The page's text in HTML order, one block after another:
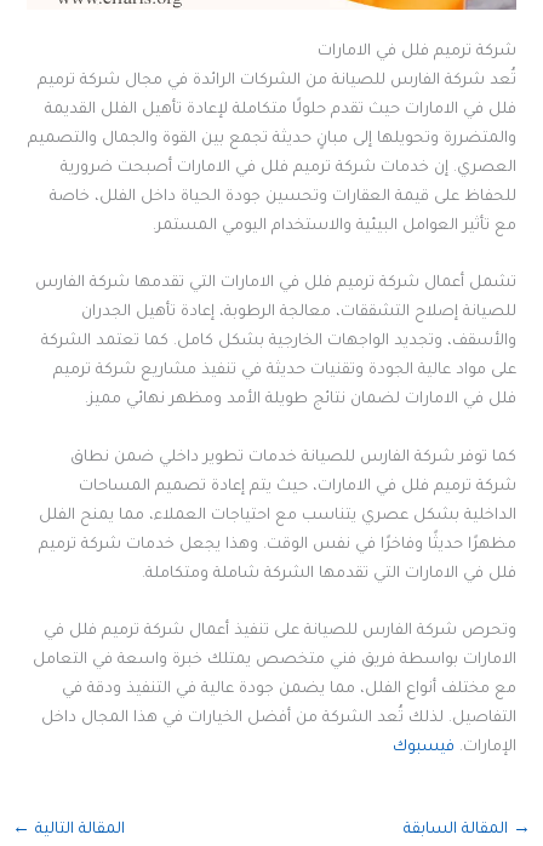
شركة ترميم فلل في الامارات
تُعد شركة الفارس للصيانة من الشركات الرائدة في مجال شركة ترميم
فلل في الامارات حيث تقدم حلولًا متكاملة لإعادة تأهيل الفلل القديمة
والمتضررة وتحويلها إلى مبانٍ حديثة تجمع بين القوة والجمال والتصميم
العصري. إن خدمات شركة ترميم فلل في الامارات أصبحت ضرورية
للحفاظ على قيمة العقارات وتحسين جودة الحياة داخل الفلل، خاصة
مع تأثير العوامل البيئية والاستخدام اليومي المستمر.
تشمل أعمال شركة ترميم فلل في الامارات التي تقدمها شركة الفارس
للصيانة إصلاح التشققات، معالجة الرطوبة، إعادة تأهيل الجدران
والأسقف، وتجديد الواجهات الخارجية بشكل كامل. كما تعتمد الشركة
على مواد عالية الجودة وتقنيات حديثة في تنفيذ مشاريع شركة ترميم
فلل في الامارات لضمان نتائج طويلة الأمد ومظهر نهائي مميز.
كما توفر شركة الفارس للصيانة خدمات تطوير داخلي ضمن نطاق
شركة ترميم فلل في الامارات، حيث يتم إعادة تصميم المساحات
الداخلية بشكل عصري يتناسب مع احتياجات العملاء، مما يمنح الفلل
مظهرًا حديثًا وفاخرًا في نفس الوقت. وهذا يجعل خدمات شركة ترميم
فلل في الامارات التي تقدمها الشركة شاملة ومتكاملة.
وتحرص شركة الفارس للصيانة على تنفيذ أعمال شركة ترميم فلل في
الامارات بواسطة فريق فني متخصص يمتلك خبرة واسعة في التعامل
مع مختلف أنواع الفلل، مما يضمن جودة عالية في التنفيذ ودقة في
التفاصيل. لذلك تُعد الشركة من أفضل الخيارات في هذا المجال داخل
الإمارات. فيسبوك
→ المقالة السابقة المقالة التالية ←